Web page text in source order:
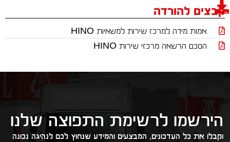
קבצים להורדה
אמות מידה למרכז שירות למשאיות HINO
הסכם הרשאה מרכזי שירות HINO
הירשמו לרשימת התפוצה שלנו
וקבלו את כל העדכונים, המבצעים והמידע שנחוץ לכם לנהיגה נכונה